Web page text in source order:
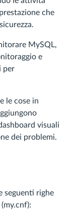
che
MySQL,
e
per
le cose in
visuali
dei problemi.
seguenti righe